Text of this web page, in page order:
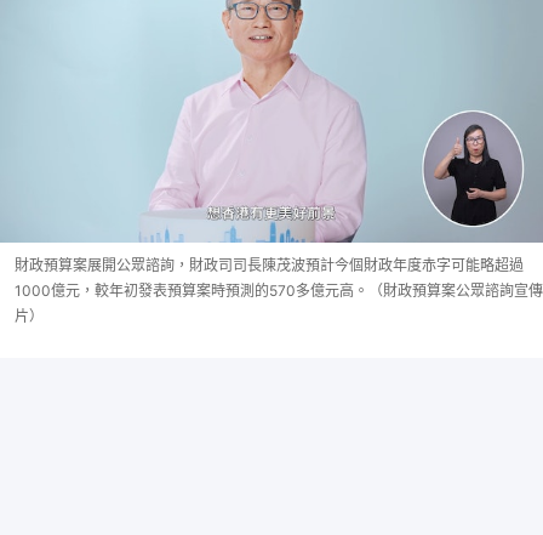
財政預算案展開公眾諮詢，財政司司長陳茂波預計今個財政年度赤字可能略超過
1000億元，較年初發表預算案時預測的570多億元高。（財政預算案公眾諮詢宣傳
片）